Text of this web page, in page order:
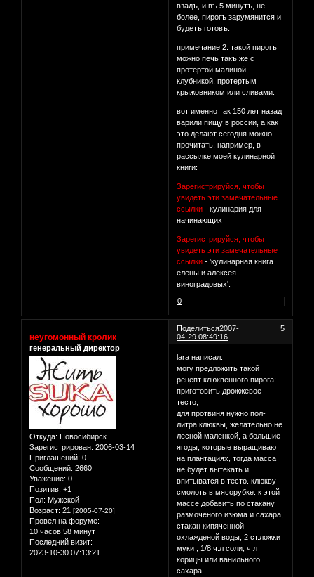
взадъ, и въ 5 минутъ, не
более, пирогъ зарумянится и
будетъ готовъ.
примечание 2. такой пирогъ
можно печь такъ же с
протертой малиной,
клубникой, протертым
крыжовником или сливами.
вот именно так 150 лет назад
варили пищу в россии, а как
это делают сегодня можно
прочитать, например, в
рассылке моей кулинарной
книги:
Зарегистрируйся, чтобы
увидеть эти замечательные
ссылки - кулинария для
начинающих
Зарегистрируйся, чтобы
увидеть эти замечательные
ссылки - 'кулинарная книга
елены и алексея
виноградовых'.
0
Поделиться 5
2007-
04-29 08:49:16
неугомонный кролик
генеральный директор
Откуда: Новосибирск
Зарегистрирован: 2006-03-14
Приглашений: 0
Сообщений: 2660
Уважение: 0
Позитив: +1
Пол: Мужской
Возраст: 21 [2005-07-20]
Провел на форуме:
10 часов 58 минут
Последний визит:
2023-10-30 07:13:21
lara написал:
могу предложить такой
рецепт клюквенного пирога:
приготовить дрожжевое
тесто;
для протвиня нужно пол-
литра клюквы, желательно не
лесной маленкой, а большие
ягоды, которые выращивают
на плантациях, тогда масса
не будет вытекать и
впитыватся в тесто. клюкву
смолоть в мясорубке. к этой
массе добавить по стакану
размоченого изюма и сахара,
стакан кипяченной
охлажденой воды, 2 ст.ложки
муки , 1/8 ч.л соли, ч.л
корицы или ванильного
сахара.